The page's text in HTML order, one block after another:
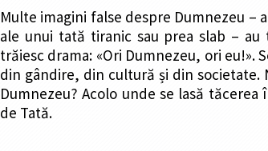
Multe imagini false despre Dumnezeu –
ale unui tată tiranic sau prea slab –
trăiesc drama: «Ori Dumnezeu, ori
din gândire, din cultură și din societate.
Dumnezeu? Acolo unde se lasă
de Tată.